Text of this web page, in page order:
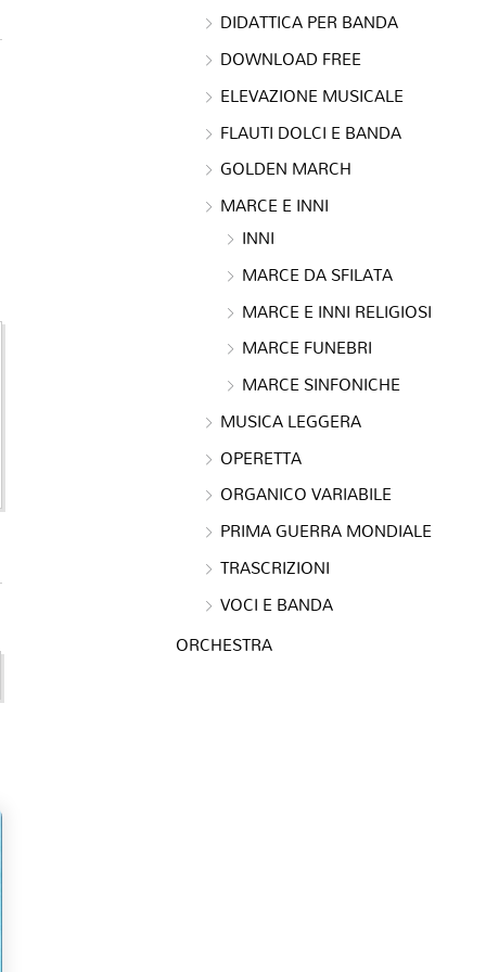
DIDATTICA PER BANDA
DOWNLOAD FREE
ELEVAZIONE MUSICALE
FLAUTI DOLCI E BANDA
GOLDEN MARCH
MARCE E INNI
INNI
MARCE DA SFILATA
MARCE E INNI RELIGIOSI
MARCE FUNEBRI
MARCE SINFONICHE
MUSICA LEGGERA
OPERETTA
ORGANICO VARIABILE
PRIMA GUERRA MONDIALE
TRASCRIZIONI
VOCI E BANDA
ORCHESTRA